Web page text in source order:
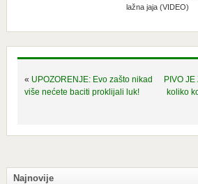
lažna jaja (VIDEO)
« UPOZORENJE: Evo zašto nikad
više nećete baciti proklijali luk!
PIVO JE
koliko
Najnovije